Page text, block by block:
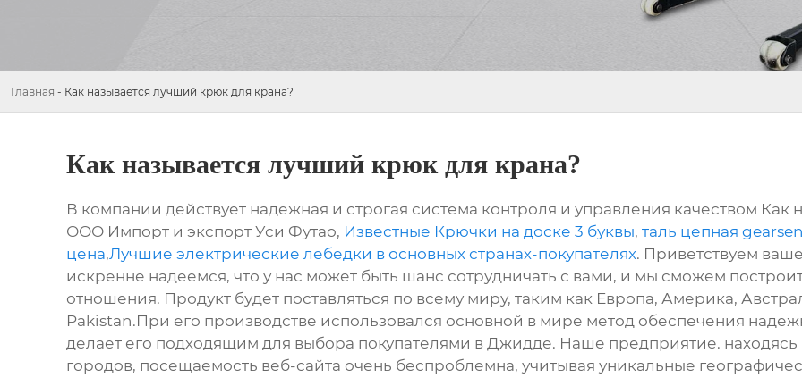
Главная - Как называется лучший крюк для крана?
Как называется лучший крюк для крана?
В компании действует надежная и строгая система контроля и управления качеством
ООО Импорт и экспорт Уси Футао, Известные Крючки на доске 3 буквы, таль цепная
цена,Лучшие электрические лебедки в основных странах-покупателях. Приветствуем
искренне надеемся, что у нас может быть шанс сотрудничать с вами, и мы сможем
отношения. Продукт будет поставляться по всему миру, таким как Европа, Америка,
Pakistan.При его производстве использовался основной в мире метод обеспечения
делает его подходящим для выбора покупателями в Джидде. Наше предприятие.
городов, посещаемость веб-сайта очень беспроблемна, учитывая уникальные